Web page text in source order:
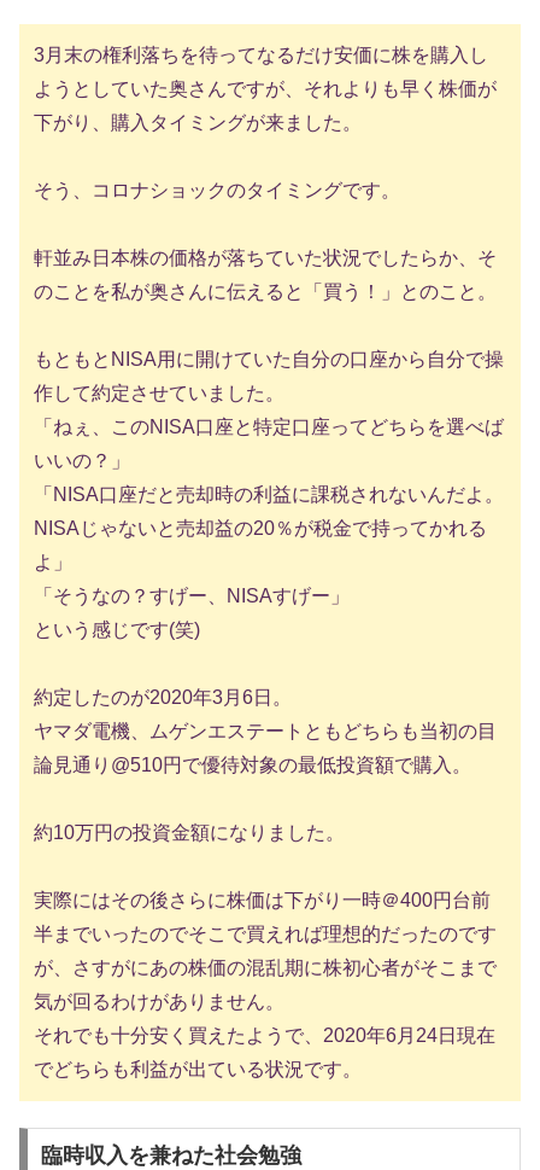
3月末の権利落ちを待ってなるだけ安価に株を購入し
ようとしていた奥さんですが、それよりも早く株価が
下がり、購入タイミングが来ました。
そう、コロナショックのタイミングです。
軒並み日本株の価格が落ちていた状況でしたらか、そ
のことを私が奥さんに伝えると「買う！」とのこと。
もともとNISA用に開けていた自分の口座から自分で操
作して約定させていました。
「ねぇ、このNISA口座と特定口座ってどちらを選べば
いいの？」
「NISA口座だと売却時の利益に課税されないんだよ。
NISAじゃないと売却益の20％が税金で持ってかれる
よ」
「そうなの？すげー、NISAすげー」
という感じです(笑)
約定したのが2020年3月6日。
ヤマダ電機、ムゲンエステートともどちらも当初の目
論見通り@510円で優待対象の最低投資額で購入。
約10万円の投資金額になりました。
実際にはその後さらに株価は下がり一時＠400円台前
半までいったのでそこで買えれば理想的だったのです
が、さすがにあの株価の混乱期に株初心者がそこまで
気が回るわけがありません。
それでも十分安く買えたようで、2020年6月24日現在
でどちらも利益が出ている状況です。
臨時収入を兼ねた社会勉強